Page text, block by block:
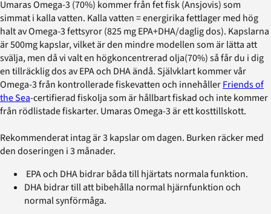
Umaras Omega-3 (70%) kommer från fet fisk (Ansjovis) som
simmat i kalla vatten. Kalla vatten = energirika fettlager med hög
halt av Omega-3 fettsyror (825 mg EPA+DHA/daglig dos). Kapslarna
är 500mg kapslar, vilket är den mindre modellen som är lätta att
svälja, men då vi valt en högkoncentrerad olja(70%) så får du i dig
en tillräcklig dos av EPA och DHA ändå. Självklart kommer vår
Omega-3 från kontrollerade fiskevatten och innehållerFriends of
the Sea-certifierad fiskolja som är hållbart fiskad och inte kommer
från rödlistade fiskarter. Umaras Omega-3 är ett kosttillskott.
Rekommenderat intag är 3 kapslar om dagen. Burken räcker med
den doseringen i 3 månader.
EPA och DHA bidrar båda till hjärtats normala funktion.
DHA bidrar till att bibehålla normal hjärnfunktion och
normal synförmåga.